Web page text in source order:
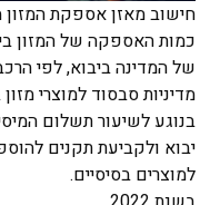
חישוב מאזן אספקת
כמות האספקה של המזון
של המדינה ביבוא, לפי
מדיניות סבסוד למוצרי
בנוגע לשיעור תשלום
יבוא ולקביעת תקנים
למוצרים בסיסיים.